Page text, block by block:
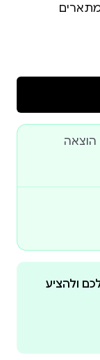
והופעתו
שבין
הזה
הוצאה
ולהציע